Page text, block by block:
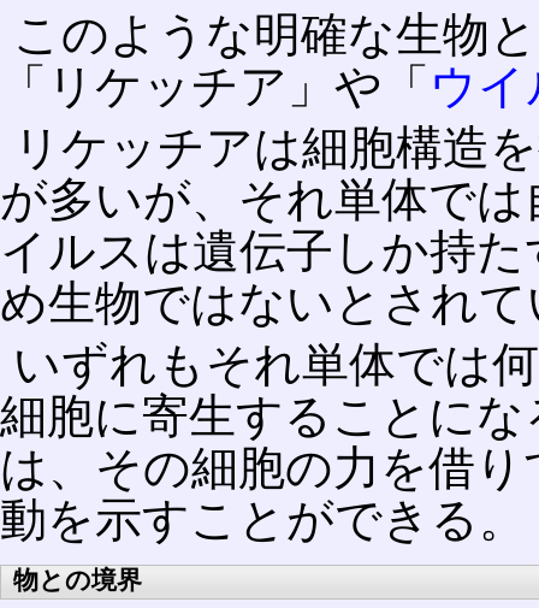
このような明確な生物
「リケッチア」や「 ウ
リケッチアは細胞構造
が多いが、それ単体で
イルスは遺伝子しか持
め生物ではないとされ
いずれもそれ単体では
細胞に寄生することに
は、その細胞の力を借
動を示すことができる。
物との境界